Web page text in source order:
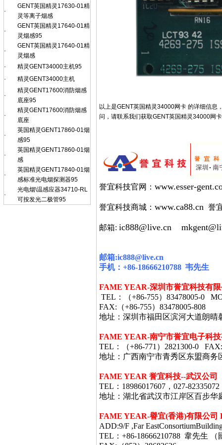
·
GENT英国精灵17630-01精
灵等离子烟感
·
GENT英国精灵17640-01精
灵烟感95
·
GENT英国精灵17640-01精
灵烟感
·
精灵GENT34000主机95
·
精灵GENT34000主机
·
精灵GENT17600消防烟感
底座95
·
精灵GENT17600消防烟感
底座
·
英国精灵GENT17860-01烟
感95
·
英国精灵GENT17860-01烟
感
·
英国精灵GENT17840-01烟
感标准光电烟探测器95
·
光电烟\温感应器34710-RL
可按发光二极管95
以上是GENT英国精灵34000网卡 的详细信息
问，请联系我们获取GENT英国精灵34000网
誉宜科技官网： www.esser-
誉宜科技商城： www.ca88.cn 誉
邮箱: ic888@live.cn
邮箱:ic888@live.cn
手机： +86-18666210788 韦先生
FAME YEAR-深圳市誉宜科技有
TEL ：（+86-755） 83478005-0
FAX: （+86-755） 83478005-808
地址：深圳市福田区滨河大道朗晴
FAME YEAR-南宁市誉宜电子科
TEL ：（+86-771 ） 2821300-0 FAX:
地址：广西南宁市青秀区东盟商务
FAME YEAR 誉宜科技--武汉公司
TEL：18986017607，027-82335072
地址：湖北省武汉市江岸区百步华
FAME YEAR-譽宜(香港)有限公司
ADD:9/F ,Far
TEL：+86-18666210788 韋先生